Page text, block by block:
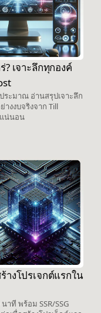
? เจาะลึกทุกองค์
ระมาณ อ่านสรุปเจาะลึก
งงบจริงจาก Till
น่นอน
งโปรเจกต์แรกใน
ที พร้อม SSR/SSG